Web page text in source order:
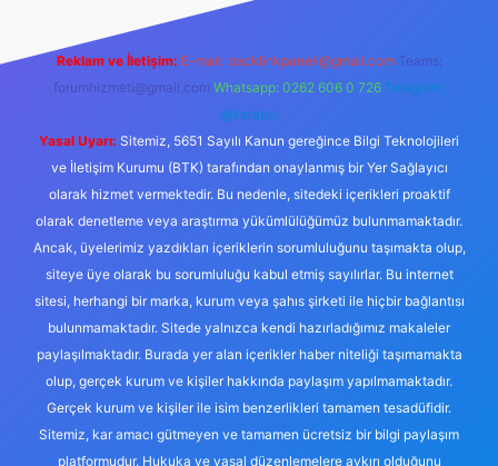
Reklam ve İletişim: E-mail: backlinkpaneli@gmail.com Teams:
forumhizmeti@gmail.com Whatsapp: 0262 606 0 726 Telegram:
@karabul
Yasal Uyarı: Sitemiz, 5651 Sayılı Kanun gereğince Bilgi Teknolojileri
ve İletişim Kurumu (BTK) tarafından onaylanmış bir Yer Sağlayıcı
olarak hizmet vermektedir. Bu nedenle, sitedeki içerikleri proaktif
olarak denetleme veya araştırma yükümlülüğümüz bulunmamaktadır.
Ancak, üyelerimiz yazdıkları içeriklerin sorumluluğunu taşımakta olup,
siteye üye olarak bu sorumluluğu kabul etmiş sayılırlar. Bu internet
sitesi, herhangi bir marka, kurum veya şahıs şirketi ile hiçbir bağlantısı
bulunmamaktadır. Sitede yalnızca kendi hazırladığımız makaleler
paylaşılmaktadır. Burada yer alan içerikler haber niteliği taşımamakta
olup, gerçek kurum ve kişiler hakkında paylaşım yapılmamaktadır.
Gerçek kurum ve kişiler ile isim benzerlikleri tamamen tesadüfidir.
Sitemiz, kar amacı gütmeyen ve tamamen ücretsiz bir bilgi paylaşım
platformudur. Hukuka ve yasal düzenlemelere aykırı olduğunu